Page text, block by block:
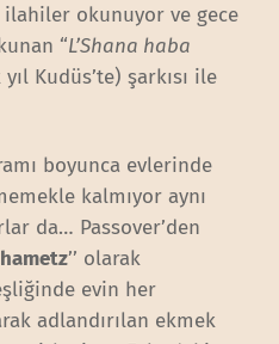
okunuyor ve gece
“L’Shana haba
Kudüs’te) şarkısı ile
boyunca evlerinde
kalmıyor aynı
da… Passover’den
’’ olarak
evin her
adlandırılan ekmek